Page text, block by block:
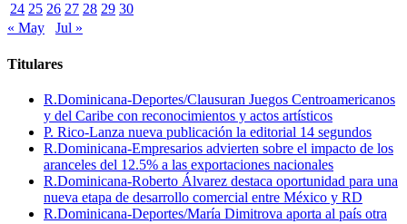
24 25 26 27 28 29 30
« May
Jul »
Titulares
R.Dominicana-Deportes/Clausuran Juegos Centroamericanos
y del Caribe con reconocimientos y actos artísticos
P. Rico-Lanza nueva publicación la editorial 14 segundos
R.Dominicana-Empresarios advierten sobre el impacto de los
aranceles del 12.5% a las exportaciones nacionales
R.Dominicana-Roberto Álvarez destaca oportunidad para una
nueva etapa de desarrollo comercial entre México y RD
R.Dominicana-Deportes/María Dimitrova aporta al país otra